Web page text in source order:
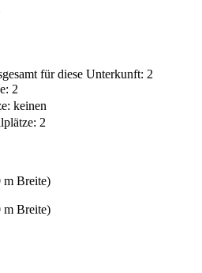
für diese Unterkunft: 2
2
keinen
2
m Breite)
m Breite)